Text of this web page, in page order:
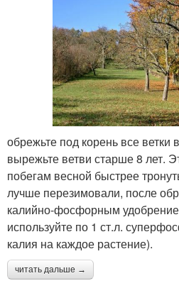
обрежьте под корень все ветки
вырежьте ветви старше 8 лет.
побегам весной быстрее
лучше перезимовали, после
калийно-фосфорным
используйте по 1 ст.л.
калия на каждое растение).
читать дальше →